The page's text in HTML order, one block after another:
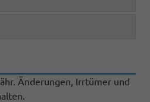
Änderungen, Irrtümer und